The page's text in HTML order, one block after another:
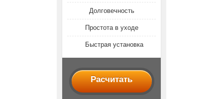
Долговечность
Простота в уходе
Быстрая установка
Расчитать